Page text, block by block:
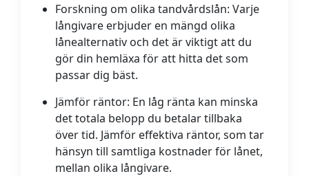
Forskning om olika tandvårdslån: Varje
långivare erbjuder en mängd olika
lånealternativ och det är viktigt att du
gör din hemläxa för att hitta det som
passar dig bäst.
Jämför räntor: En låg ränta kan minska
det totala belopp du betalar tillbaka
över tid. Jämför effektiva räntor, som tar
hänsyn till samtliga kostnader för lånet,
mellan olika långivare.